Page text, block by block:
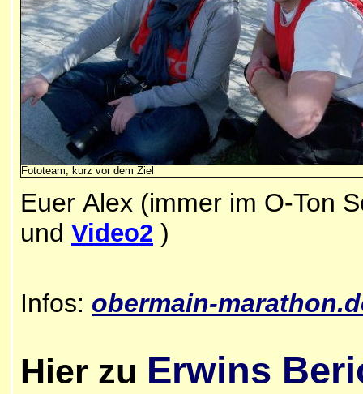
Fototeam, kurz vor dem Ziel
Euer Alex (immer im O-Ton
und Video2 )
Infos: obermain-
Hier zu Erwins